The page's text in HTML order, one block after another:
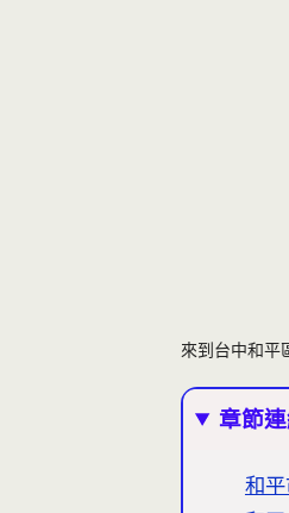
來到台中和平
章節
和